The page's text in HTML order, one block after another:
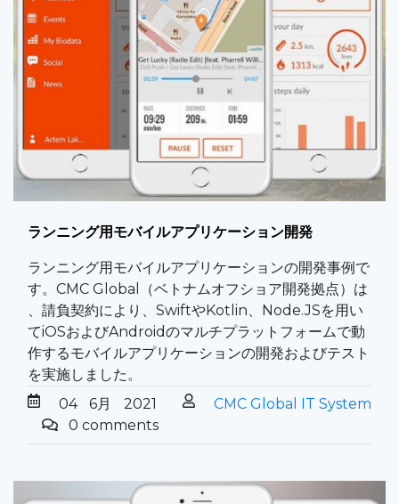
ランニング用モバイルアプリケーション開発
ランニング用モバイルアプリケーションの開発事例で
す。CMC Global（ベトナムオフショア開発拠点）は
、請負契約により、SwiftやKotlin、Node.JSを用い
てiOSおよびAndroidのマルチプラットフォームで動
作するモバイルアプリケーションの開発およびテスト
を実施しました。
04
6月 2021
CMC Global IT System
0 comments